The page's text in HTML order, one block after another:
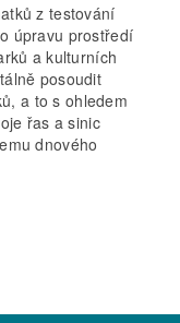
z testování
úpravu prostředí
a kulturních
posoudit
a to s ohledem
řas a sinic
dnového